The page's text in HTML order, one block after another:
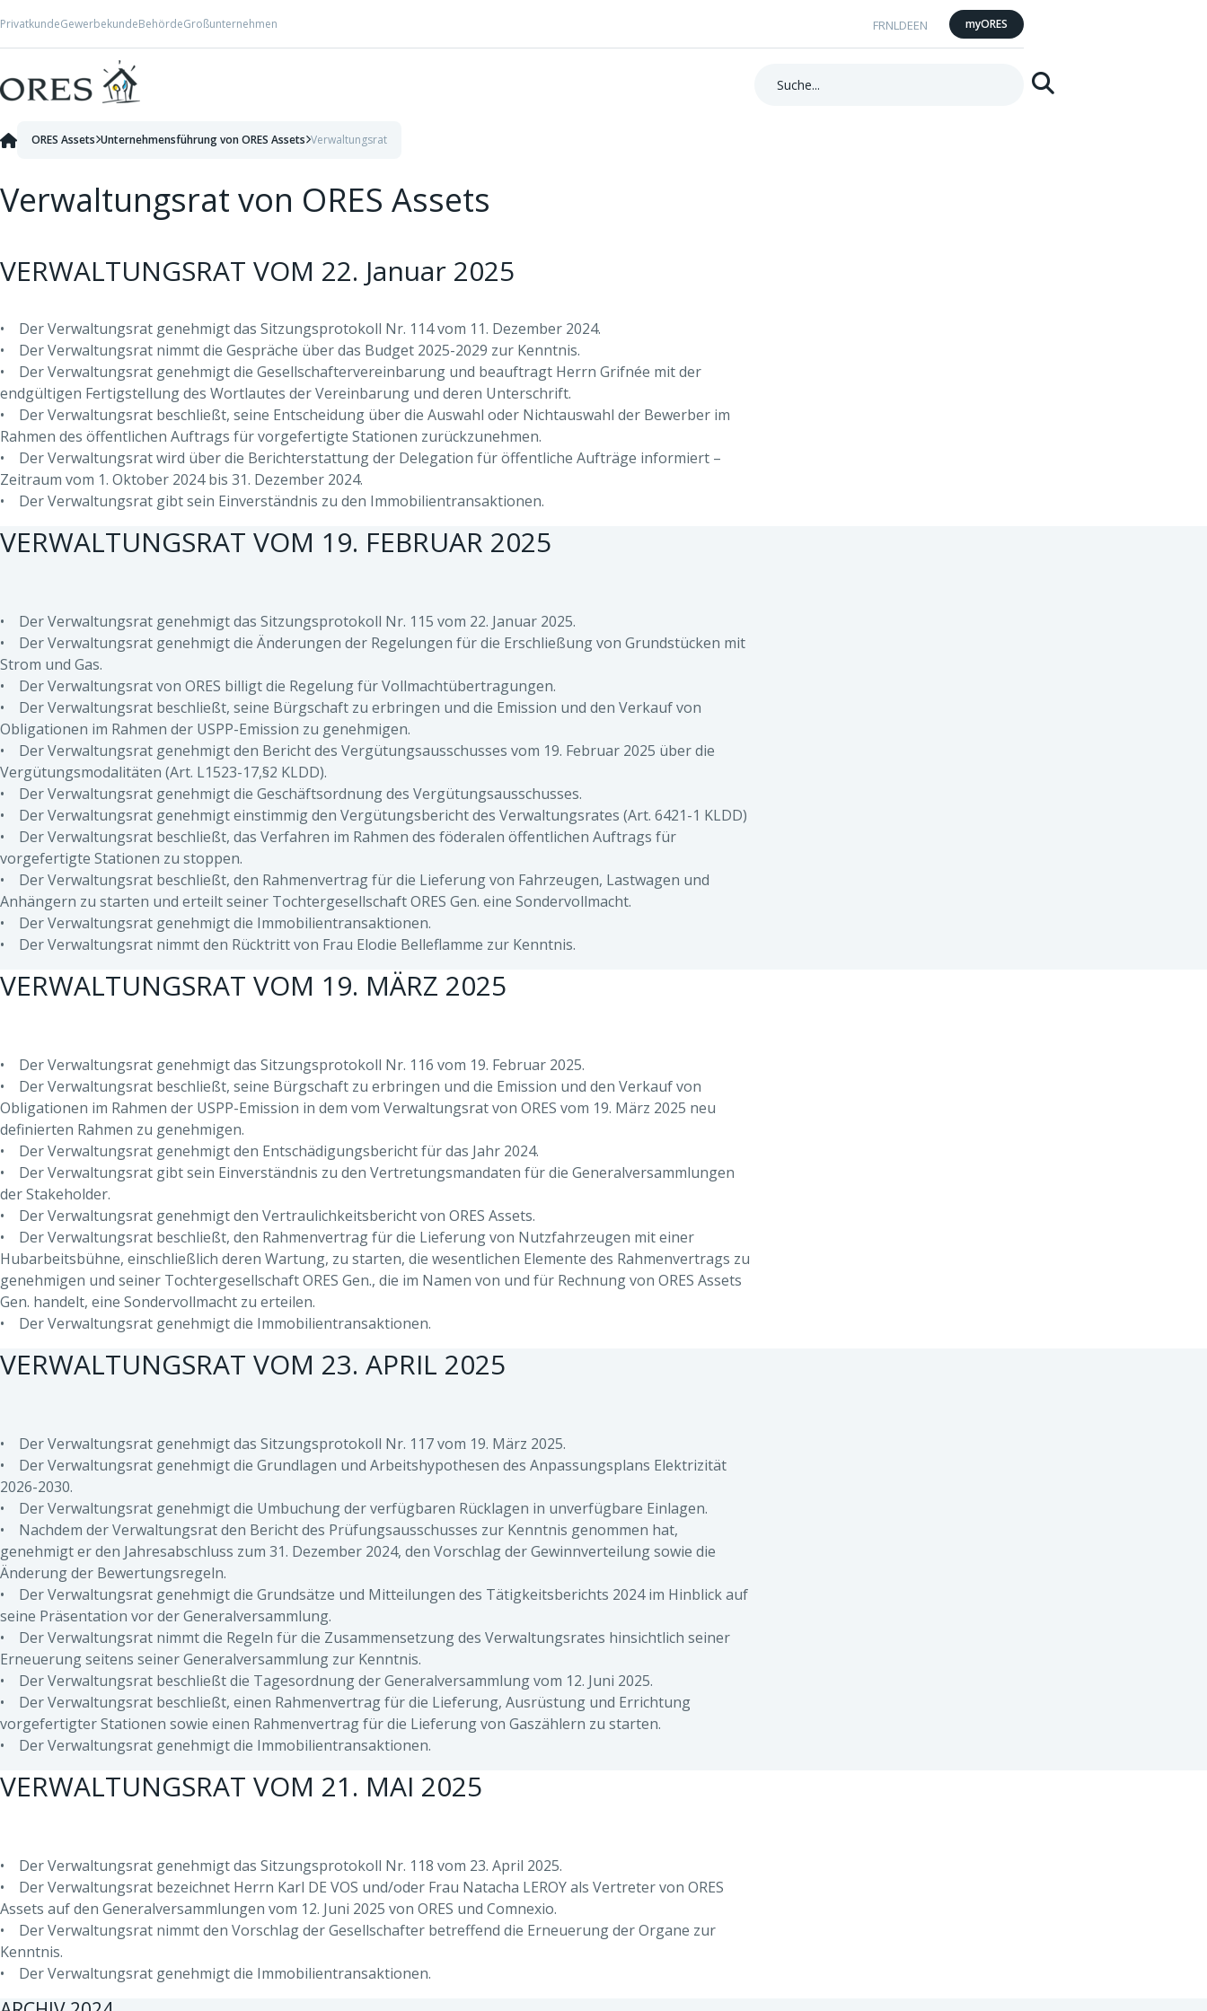
Suchen
PrivatkundeGewerbekundeBehördeGroßunternehmen FRNL DEEN myORES
Verwaltungsrat von ORES Assets
ORES Assets Unternehmensführung von ORES Assets Verwaltungsrat
VERWALTUNGSRAT VOM 22. Januar 2025
• Der Verwaltungsrat genehmigt das Sitzungsprotokoll Nr. 114 vom 11. Dezember 2024.
• Der Verwaltungsrat nimmt die Gespräche über das Budget 2025-2029 zur Kenntnis.
• Der Verwaltungsrat genehmigt die Gesellschaftervereinbarung und beauftragt Herrn Grifnée mit der
endgültigen Fertigstellung des Wortlautes der Vereinbarung und deren Unterschrift.
• Der Verwaltungsrat beschließt, seine Entscheidung über die Auswahl oder Nichtauswahl der Bewerber im
Rahmen des öffentlichen Auftrags für vorgefertigte Stationen zurückzunehmen.
• Der Verwaltungsrat wird über die Berichterstattung der Delegation für öffentliche Aufträge informiert –
Zeitraum vom 1. Oktober 2024 bis 31. Dezember 2024.
• Der Verwaltungsrat gibt sein Einverständnis zu den Immobilientransaktionen.
VERWALTUNGSRAT VOM 19. FEBRUAR 2025
• Der Verwaltungsrat genehmigt das Sitzungsprotokoll Nr. 115 vom 22. Januar 2025.
• Der Verwaltungsrat genehmigt die Änderungen der Regelungen für die Erschließung von Grundstücken mit
Strom und Gas.
• Der Verwaltungsrat von ORES billigt die Regelung für Vollmachtübertragungen.
• Der Verwaltungsrat beschließt, seine Bürgschaft zu erbringen und die Emission und den Verkauf von
Obligationen im Rahmen der USPP-Emission zu genehmigen.
• Der Verwaltungsrat genehmigt den Bericht des Vergütungsausschusses vom 19. Februar 2025 über die
Vergütungsmodalitäten (Art. L1523-17,§2 KLDD).
• Der Verwaltungsrat genehmigt die Geschäftsordnung des Vergütungsausschusses.
• Der Verwaltungsrat genehmigt einstimmig den Vergütungsbericht des Verwaltungsrates (Art. 6421-1 KLDD)
• Der Verwaltungsrat beschließt, das Verfahren im Rahmen des föderalen öffentlichen Auftrags für
vorgefertigte Stationen zu stoppen.
• Der Verwaltungsrat beschließt, den Rahmenvertrag für die Lieferung von Fahrzeugen, Lastwagen und
Anhängern zu starten und erteilt seiner Tochtergesellschaft ORES Gen. eine Sondervollmacht.
• Der Verwaltungsrat genehmigt die Immobilientransaktionen.
• Der Verwaltungsrat nimmt den Rücktritt von Frau Elodie Belleflamme zur Kenntnis.
VERWALTUNGSRAT VOM 19. MÄRZ 2025
• Der Verwaltungsrat genehmigt das Sitzungsprotokoll Nr. 116 vom 19. Februar 2025.
• Der Verwaltungsrat beschließt, seine Bürgschaft zu erbringen und die Emission und den Verkauf von
Obligationen im Rahmen der USPP-Emission in dem vom Verwaltungsrat von ORES vom 19. März 2025 neu
definierten Rahmen zu genehmigen.
• Der Verwaltungsrat genehmigt den Entschädigungsbericht für das Jahr 2024.
• Der Verwaltungsrat gibt sein Einverständnis zu den Vertretungsmandaten für die Generalversammlungen
der Stakeholder.
• Der Verwaltungsrat genehmigt den Vertraulichkeitsbericht von ORES Assets.
• Der Verwaltungsrat beschließt, den Rahmenvertrag für die Lieferung von Nutzfahrzeugen mit einer
Hubarbeitsbühne, einschließlich deren Wartung, zu starten, die wesentlichen Elemente des Rahmenvertrags zu
genehmigen und seiner Tochtergesellschaft ORES Gen., die im Namen von und für Rechnung von ORES Assets
Gen. handelt, eine Sondervollmacht zu erteilen.
• Der Verwaltungsrat genehmigt die Immobilientransaktionen.
VERWALTUNGSRAT VOM 23. APRIL 2025
• Der Verwaltungsrat genehmigt das Sitzungsprotokoll Nr. 117 vom 19. März 2025.
• Der Verwaltungsrat genehmigt die Grundlagen und Arbeitshypothesen des Anpassungsplans Elektrizität
2026-2030.
• Der Verwaltungsrat genehmigt die Umbuchung der verfügbaren Rücklagen in unverfügbare Einlagen.
• Nachdem der Verwaltungsrat den Bericht des Prüfungsausschusses zur Kenntnis genommen hat,
genehmigt er den Jahresabschluss zum 31. Dezember 2024, den Vorschlag der Gewinnverteilung sowie die
Änderung der Bewertungsregeln.
• Der Verwaltungsrat genehmigt die Grundsätze und Mitteilungen des Tätigkeitsberichts 2024 im Hinblick auf
seine Präsentation vor der Generalversammlung.
• Der Verwaltungsrat nimmt die Regeln für die Zusammensetzung des Verwaltungsrates hinsichtlich seiner
Erneuerung seitens seiner Generalversammlung zur Kenntnis.
• Der Verwaltungsrat beschließt die Tagesordnung der Generalversammlung vom 12. Juni 2025.
• Der Verwaltungsrat beschließt, einen Rahmenvertrag für die Lieferung, Ausrüstung und Errichtung
vorgefertigter Stationen sowie einen Rahmenvertrag für die Lieferung von Gaszählern zu starten.
• Der Verwaltungsrat genehmigt die Immobilientransaktionen.
VERWALTUNGSRAT VOM 21. MAI 2025
• Der Verwaltungsrat genehmigt das Sitzungsprotokoll Nr. 118 vom 23. April 2025.
• Der Verwaltungsrat bezeichnet Herrn Karl DE VOS und/oder Frau Natacha LEROY als Vertreter von ORES
Assets auf den Generalversammlungen vom 12. Juni 2025 von ORES und Comnexio.
• Der Verwaltungsrat nimmt den Vorschlag der Gesellschafter betreffend die Erneuerung der Organe zur
Kenntnis.
• Der Verwaltungsrat genehmigt die Immobilientransaktionen.